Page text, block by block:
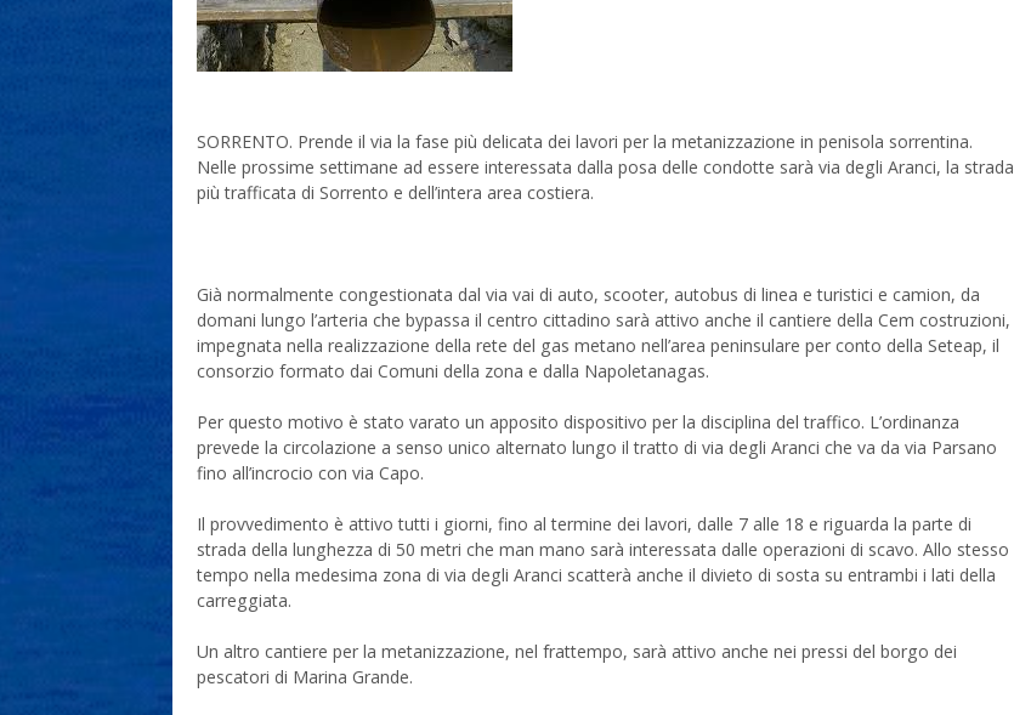
SORRENTO. Prende il via la fase più delicata dei lavori per la metanizzazione in penisola sorrentina.
Nelle prossime settimane ad essere interessata dalla posa delle condotte sarà via degli Aranci, la strada
più trafficata di Sorrento e dell’intera area costiera.
Già normalmente congestionata dal via vai di auto, scooter, autobus di linea e turistici e camion, da
domani lungo l’arteria che bypassa il centro cittadino sarà attivo anche il cantiere della Cem costruzioni,
impegnata nella realizzazione della rete del gas metano nell’area peninsulare per conto della Seteap, il
consorzio formato dai Comuni della zona e dalla Napoletanagas.
Per questo motivo è stato varato un apposito dispositivo per la disciplina del traffico. L’ordinanza
prevede la circolazione a senso unico alternato lungo il tratto di via degli Aranci che va da via Parsano
fino all’incrocio con via Capo.
Il provvedimento è attivo tutti i giorni, fino al termine dei lavori, dalle 7 alle 18 e riguarda la parte di
strada della lunghezza di 50 metri che man mano sarà interessata dalle operazioni di scavo. Allo stesso
tempo nella medesima zona di via degli Aranci scatterà anche il divieto di sosta su entrambi i lati della
carreggiata.
Un altro cantiere per la metanizzazione, nel frattempo, sarà attivo anche nei pressi del borgo dei
pescatori di Marina Grande.